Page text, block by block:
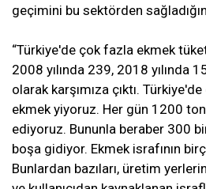
geçimini bu sektörden
“Türkiye'de çok fazla ekmek
2008 yılında 239, 2018 yılında
olarak karşımıza çıktı.
ekmek yiyoruz. Her gün 1200
ediyoruz. Bununla beraber 300
boşa gidiyor. Ekmek israfının
Bunlardan bazıları, üretim